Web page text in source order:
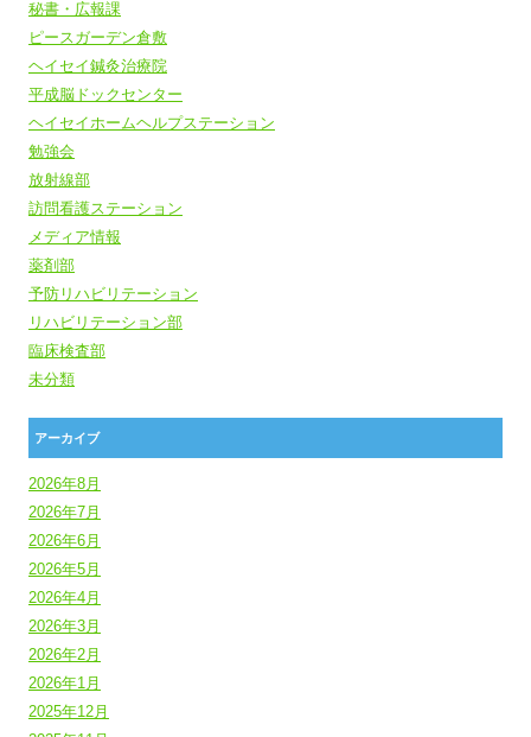
秘書・広報課
ピースガーデン倉敷
ヘイセイ鍼灸治療院
平成脳ドックセンター
ヘイセイホームヘルプステーション
勉強会
放射線部
訪問看護ステーション
メディア情報
薬剤部
予防リハビリテーション
リハビリテーション部
臨床検査部
未分類
アーカイブ
2026年8月
2026年7月
2026年6月
2026年5月
2026年4月
2026年3月
2026年2月
2026年1月
2025年12月